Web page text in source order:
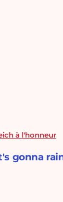
à l'honneur
gonna